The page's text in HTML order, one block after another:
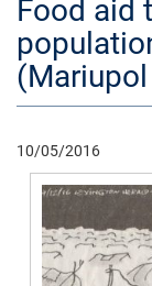
Food aid
10/05/2016